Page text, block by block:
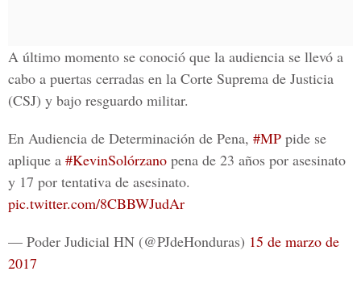
A último momento se conoció que la audiencia se llevó a
cabo a puertas cerradas en la Corte Suprema de Justicia
(CSJ) y bajo resguardo militar.
En Audiencia de Determinación de Pena, #MP pide se
aplique a #KevinSolórzano pena de 23 años por asesinato
y 17 por tentativa de asesinato.
pic.twitter.com/8CBBWJudAr
— Poder Judicial HN (@PJdeHonduras) 15 de marzo de
2017